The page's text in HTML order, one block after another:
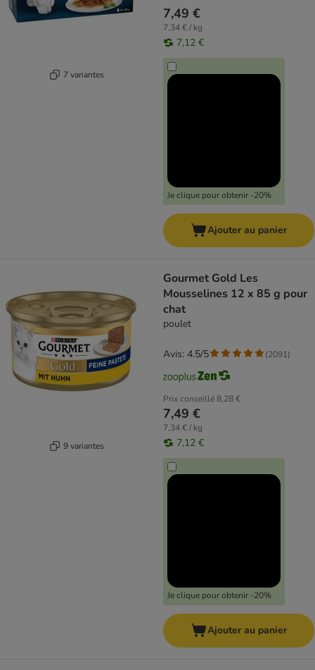
7 variantes
7,49 €
7,34 € / kg
7,12 €
Je clique pour obtenir -20%
Ajouter au panier
9 variantes
Gourmet Gold Les
Mousselines 12 x 85 g pour
chat
poulet
Prix conseillé8,28 €
7,49 €
7,34 € / kg
7,12 €
Je clique pour obtenir -20%
Avis: 4.5/5 (2091)
Ajouter au panier